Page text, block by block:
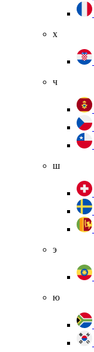
х
ч
ш
э
ю